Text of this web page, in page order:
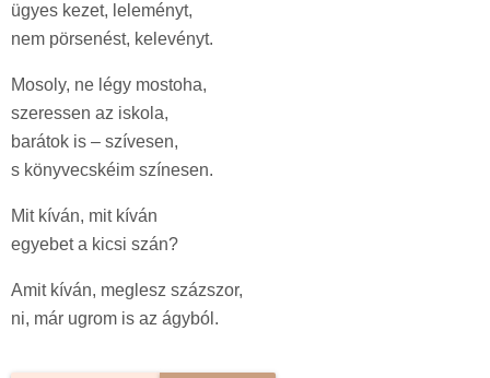
ügyes kezet, leleményt,
nem pörsenést, kelevényt.
Mosoly, ne légy mostoha,
szeressen az iskola,
barátok is – szívesen,
s könyvecskéim színesen.
Mit kíván, mit kíván
egyebet a kicsi szán?
Amit kíván, meglesz százszor,
ni, már ugrom is az ágyból.